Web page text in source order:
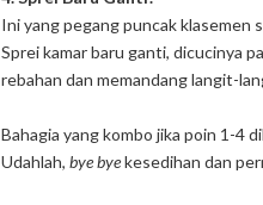
Ini yang pegang puncak klasemen
Sprei kamar baru ganti, dicucinya
rebahan dan memandang langit-
Bahagia yang kombo jika poin 1-4
Udahlah, bye byekesedihan dan